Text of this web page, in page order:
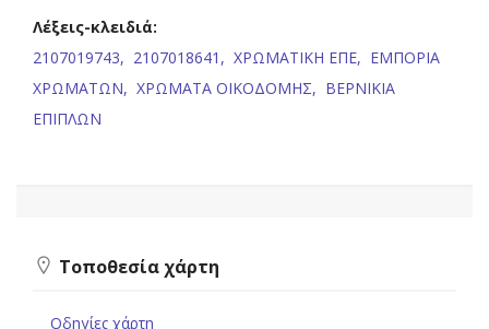
Λέξεις-κλειδιά:
2107019743, 2107018641, ΧΡΩΜΑΤΙΚΗ ΕΠΕ, ΕΜΠΟΡΙΑ
ΧΡΩΜΑΤΩΝ, XΡΩΜΑΤΑ ΟΙΚΟΔΟΜΗΣ, ΒΕΡΝΙΚΙΑ
ΕΠΙΠΛΩΝ
Τοποθεσία χάρτη
Οδηγίες χάρτη